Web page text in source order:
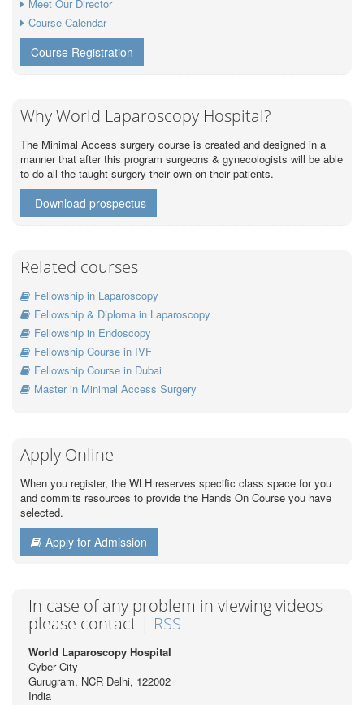
Meet Our Director
Course Calendar
Course Registration
Why World Laparoscopy Hospital?
The Minimal Access surgery course is created and designed in a
manner that after this program surgeons & gynecologists will be able
to do all the taught surgery their own on their patients.
Download prospectus
Related courses
Fellowship in Laparoscopy
Fellowship & Diploma in Laparoscopy
Fellowship in Endoscopy
Fellowship Course in IVF
Fellowship Course in Dubai
Master in Minimal Access Surgery
Apply Online
When you register, the WLH reserves specific class space for you
and commits resources to provide the Hands On Course you have
selected.
Apply for Admission
In case of any problem in viewing videos
please contact | RSS
World Laparoscopy Hospital
Cyber City
Gurugram, NCR Delhi, 122002
India